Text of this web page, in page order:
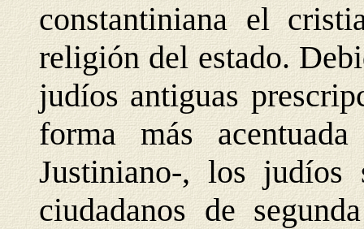
constantiniana el
religión del estado.
judíos antiguas
forma más
Justiniano-, los judíos
ciudadanos de